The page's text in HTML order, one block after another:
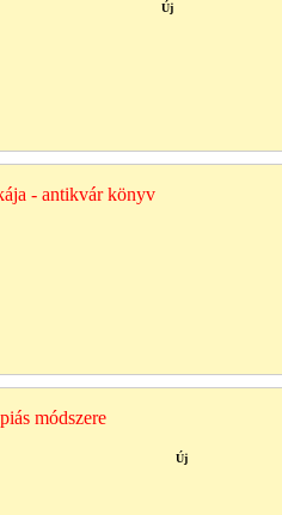
Új
- antikvár könyv
módszere
Új